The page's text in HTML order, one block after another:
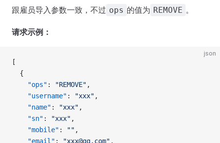
跟雇员导入参数一致，不过 ops 的值为 REMOVE 。
请求示例：
json
[
  {
    "ops"
: "REMOVE" ,
    "username"
: "xxx" ,
    "name"
: "xxx" ,
    "sn"
: "xxx" ,
    "mobile"
: "" ,
    "email"
: "xxx@qq.com" ,